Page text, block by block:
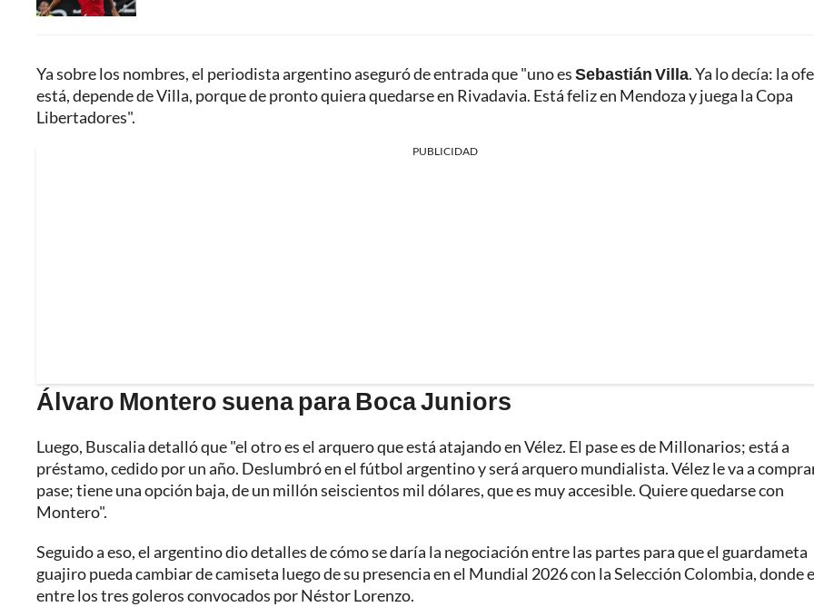
Ya sobre los nombres, el periodista argentino aseguró de entrada que "uno esSebastián Villa. Ya lo decía: la
está, depende de Villa, porque de pronto quiera quedarse en Rivadavia. Está feliz en Mendoza y juega la Copa
Libertadores".
PUBLICIDAD
Álvaro Montero suena para Boca Juniors
Luego, Buscalia detalló que "el otro es el arquero que está atajando en Vélez. El pase es de Millonarios; está a
préstamo, cedido por un año. Deslumbró en el fútbol argentino y será arquero mundialista. Vélez le va a
pase; tiene una opción baja, de un millón seiscientos mil dólares, que es muy accesible. Quiere quedarse con
Montero".
Seguido a eso, el argentino dio detalles de cómo se daría la negociación entre las partes para que el guardameta
guajiro pueda cambiar de camiseta luego de su presencia en el Mundial 2026 con la Selección Colombia, donde
entre los tres goleros convocados por Néstor Lorenzo.